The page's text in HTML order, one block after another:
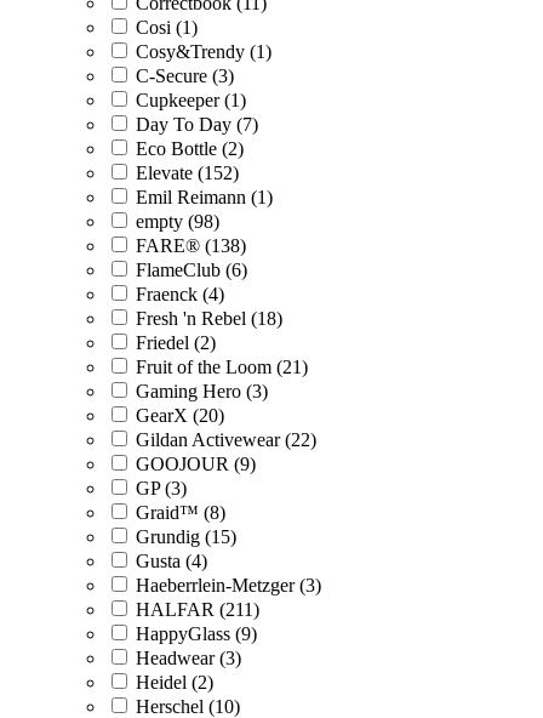
Cosi (1)
Cosy&Trendy (1)
C-Secure (3)
Cupkeeper (1)
Day To Day (7)
Eco Bottle (2)
Elevate (152)
Emil Reimann (1)
empty (98)
FARE® (138)
FlameClub (6)
Fraenck (4)
Fresh 'n Rebel (18)
Friedel (2)
Fruit of the Loom (21)
Gaming Hero (3)
GearX (20)
Gildan Activewear (22)
GOOJOUR (9)
GP (3)
Graid™ (8)
Grundig (15)
Gusta (4)
Haeberrlein-Metzger (3)
HALFAR (211)
HappyGlass (9)
Headwear (3)
Heidel (2)
Herschel (10)